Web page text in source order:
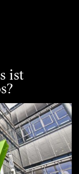
ist